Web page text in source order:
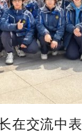
在交流中